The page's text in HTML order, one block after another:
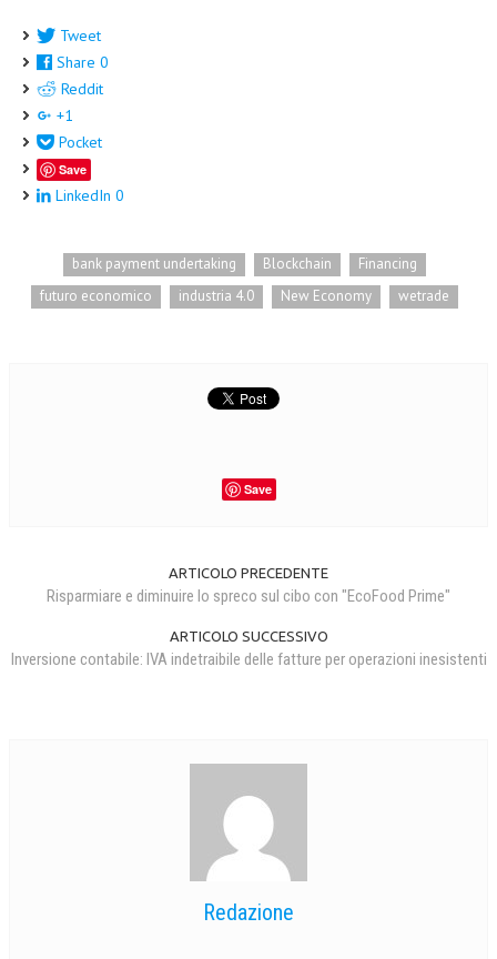
DIRITTO
DIRITTO PENALE D’IMPRESA
DIRITTO DEL LAVORO
DIRITTO DEL WEB
DIRITTO DELLE IMPRESE IN CRISI
SICUREZZA SUL LAVORO
FISCALITÀ INTERNAZIONALE
CRIMINOLOGIA TRIBUTARIA
TRANSFER PRICING
AMMINISTRATIVA
Tweet
Share 0
Reddit
+1
Pocket
Save
LinkedIn 0
bank payment undertaking Blockchain
Financing
futuro economico
industria 4.0 New Economy wetrade
Save
ARTICOLO PRECEDENTE
Risparmiare e diminuire lo spreco sul cibo con "EcoFood Prime"
ARTICOLO SUCCESSIVO
Inversione contabile: IVA indetraibile delle fatture per operazioni inesistenti
Redazione